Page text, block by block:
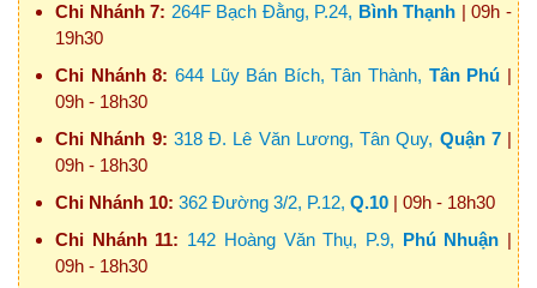
Chi Nhánh 7: 264F Bạch Đằng, P.24, Bình Thạnh | 09h -
19h30
Chi Nhánh 8: 644 Lũy Bán Bích, Tân Thành, Tân Phú |
09h - 18h30
Chi Nhánh 9: 318 Đ. Lê Văn Lương, Tân Quy, Quận 7|
09h - 18h30
Chi Nhánh 10: 362 Đường 3/2, P.12, Q.10 | 09h - 18h30
Chi Nhánh 11: 142 Hoàng Văn Thụ, P.9, Phú Nhuận |
09h - 18h30